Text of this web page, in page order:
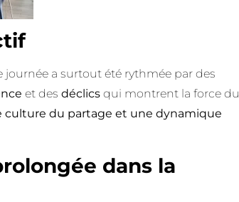
a surtout été rythmée par des
et des déclicsqui montrent la force du
culture du partage et une dynamique
dans la